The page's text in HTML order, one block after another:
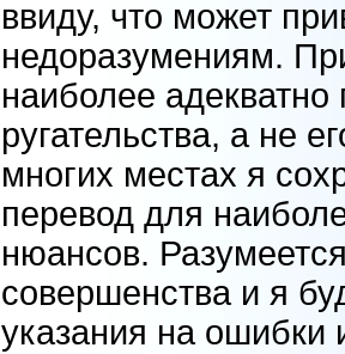
ввиду, что может
недоразумениям.
наиболее
ругательства, а не
многих местах я
перевод для
нюансов.
совершенства и я
указания на ошибки